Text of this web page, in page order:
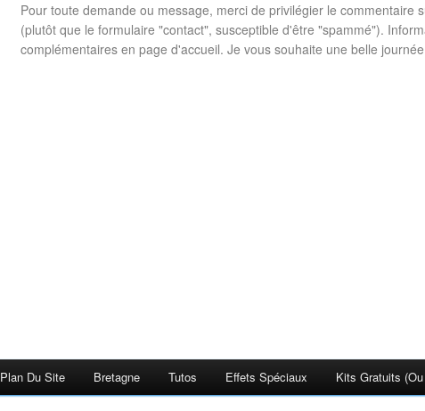
Pour toute demande ou message, merci de privilégier le commentaire
(plutôt que le formulaire "contact", susceptible d'être "spammé").
complémentaires en page d'accueil. Je vous souhaite une belle
Plan Du Site Bretagne Tutos Effets Spéciaux Kits Gratuits